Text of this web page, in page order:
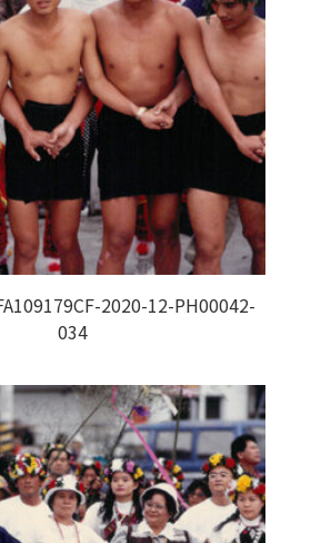
2020-12-PH00042-
034